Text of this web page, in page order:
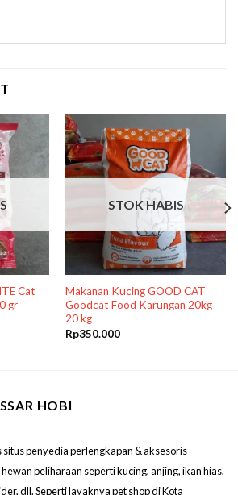
Cat
gr
STOK HABIS
Makanan Kucing GOOD CAT
Goodcat Food Karungan 20kg
20 kg
Rp350.000
HOBI
penyedia perlengkapan & aksesoris
peliharaan seperti kucing, anjing, ikan hias,
dll. Seperti layaknya pet shop di Kota